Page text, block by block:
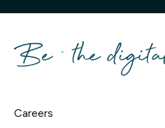
Careers